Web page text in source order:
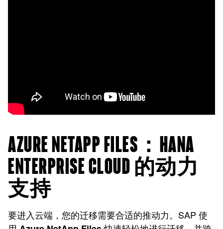
AZURE NETAPP FILES：HANA
ENTERPRISE CLOUD 的动力
支持
要进入云端，您的迁移需要合适的推动力。SAP 使